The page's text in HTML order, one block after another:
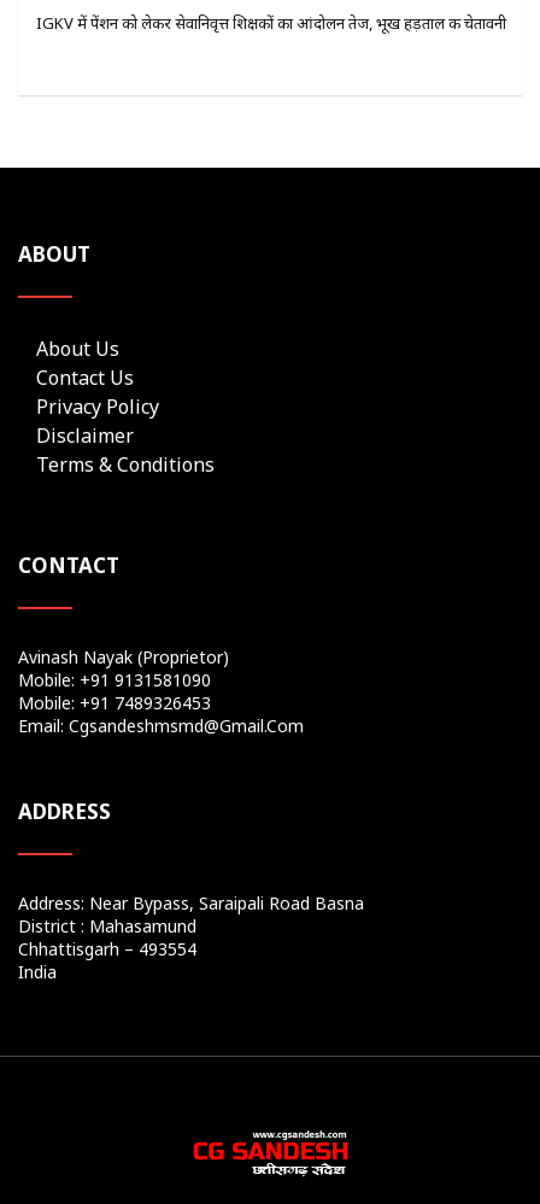
IGKV में पेंशन को लेकर सेवानिवृत्त शिक्षकों का आंदोलन तेज, भूख हड़ताल की चेतावनी
ABOUT
About Us
Contact Us
Privacy Policy
Disclaimer
Terms & Conditions
CONTACT
Avinash Nayak (Proprietor)
Mobile: +91 9131581090
Mobile: +91 7489326453
Email: Cgsandeshmsmd@gmail.com
ADDRESS
Address: Near Bypass, Saraipali Road Basna
District : Mahasamund
Chhattisgarh – 493554
India